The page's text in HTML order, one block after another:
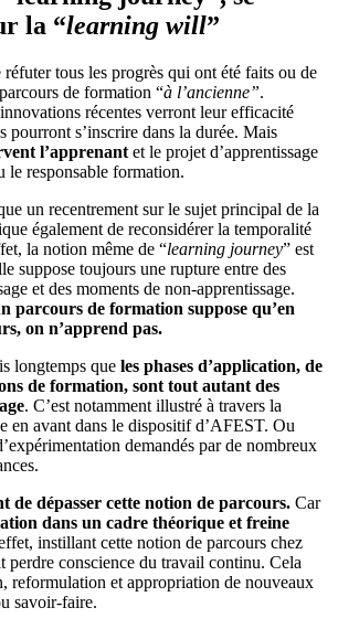
la “learning will”
tous les progrès qui ont été faits ou de
de formation “à l’ancienne”.
récentes verront leur efficacité
pourront s’inscrire dans la durée. Mais
l’apprenant et le projet d’apprentissage
le responsable formation.
un recentrement sur le sujet principal de la
également de reconsidérer la temporalité
la notion même de “learning journey” est
suppose toujours une rupture entre des
et des moments de non-apprentissage.
parcours de formation suppose qu’en
on n’apprend pas.
longtemps que les phases d’application, de
de formation, sont tout autant des
. C’est notamment illustré à travers la
en avant dans le dispositif d’AFEST. Ou
demandés par de nombreux
de dépasser cette notion de parcours. Car
dans un cadre théorique et freine
instillant cette notion de parcours chez
perdre conscience du travail continu. Cela
reformulation et appropriation de nouveaux
savoir-faire.